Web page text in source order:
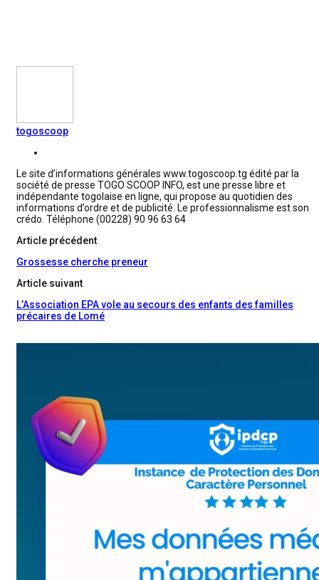
togoscoop
Le site d’informations générales www.togoscoop.tg édité par la
société de presse TOGO SCOOP INFO, est une presse libre et
indépendante togolaise en ligne, qui propose au quotidien des
informations d’ordre et de publicité. Le professionnalisme est son
crédo. Téléphone (00228) 90 96 63 64
Article précédent
Grossesse cherche preneur
Article suivant
L’Association EPA vole au secours des enfants des familles
précaires de Lomé